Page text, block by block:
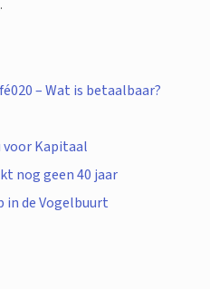
.
– Wat is betaalbaar?
voor Kapitaal
nog geen 40 jaar
in de Vogelbuurt